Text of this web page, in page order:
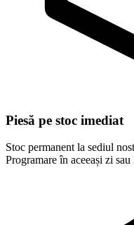
Piesă pe stoc imediat
Stoc permanent la sediul
Programare în aceeași zi